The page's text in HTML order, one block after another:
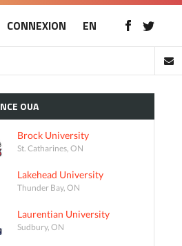
CONNEXION EN
OUA
Brock University
St. Catharines, ON
Lakehead University
Thunder Bay, ON
Laurentian University
Sudbury, ON